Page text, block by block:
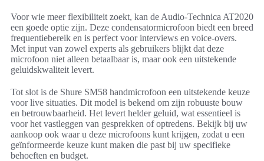
Voor wie meer flexibiliteit zoekt, kan de Audio-Technica AT2020
een goede optie zijn. Deze condensatormicrofoon biedt een breed
frequentiebereik en is perfect voor interviews en voice-overs.
Met input van zowel experts als gebruikers blijkt dat deze
microfoon niet alleen betaalbaar is, maar ook een uitstekende
geluidskwaliteit levert.
Tot slot is de Shure SM58 handmicrofoon een uitstekende keuze
voor live situaties. Dit model is bekend om zijn robuuste bouw
en betrouwbaarheid. Het levert helder geluid, wat essentieel is
voor het vastleggen van gesprekken of optredens. Bekijk bij uw
aankoop ook waar u deze microfoons kunt krijgen, zodat u een
geïnformeerde keuze kunt maken die past bij uw specifieke
behoeften en budget.